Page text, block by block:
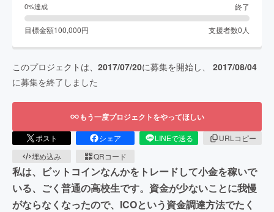
0%達成 終了
目標金額100,000円 支援者数0 人
このプロジェクトは、 2017/07/20に募集を開始し、 2017/08/04
に募集を終了しました
もう一度プロジェクトをやってほしい
ポスト シェア LINEで送る
URLコピー
埋め込み
QRコード
私は、ビットコインなんかをトレードして小金を稼いで
いる、ごく普通の高校生です。資金が少ないことに我慢
がならなくなったので、ICOという資金調達方法でたく